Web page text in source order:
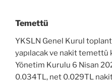
Temettü
YKSLN Genel Kurul
yapılacak ve nakit temettü
Yönetim Kurulu 6 Nisan
0.034TL, net 0.029TL